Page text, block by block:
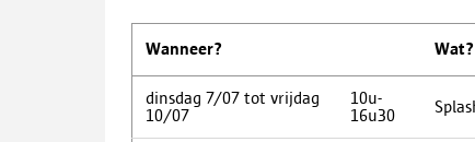
Wanneer? Wat?
dinsdag 7/07 tot vrijdag
10/07
10u-
16u30